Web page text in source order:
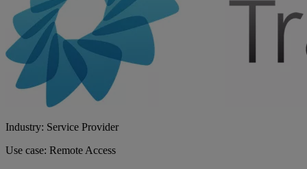
Industry: Service Provider
Use case: Remote Access